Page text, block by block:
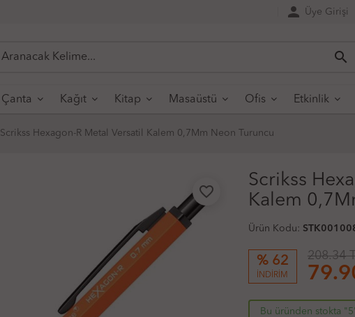
person Üye Girişi
search
Çanta Kağıt Kitap Masaüstü Ofis Etkinlik
Scrikss Hexagon-R Metal Versatil Kalem 0,7Mm Neon Turuncu
favorite_border
Scrikss
Kalem
Ürün Kodu:
% 62
İNDİRİM
208.34
Bu üründen stokta